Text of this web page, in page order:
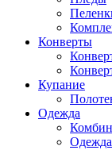
Конверты
Купание
Одежда
Одежда